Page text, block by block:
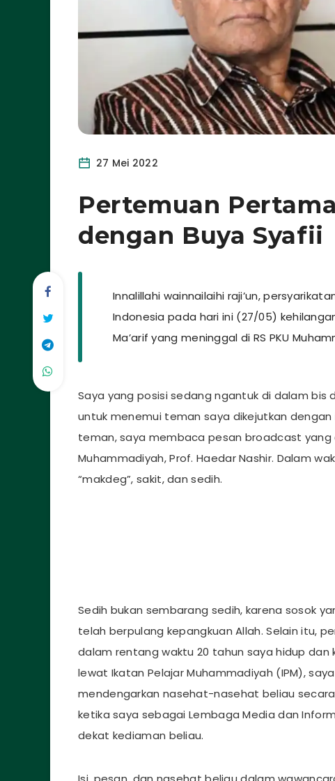
27 Mei 2022
Pertemuan
dengan Buya Syafii
Innalillahi wainnailaihi raji’un,
Indonesia pada hari ini (27/05)
Ma’arif yang meninggal di RS PKU
Saya yang posisi sedang ngantuk di dalam bis
untuk menemui teman saya dikejutkan
teman, saya membaca pesan broadcast yang
Muhammadiyah, Prof. Haedar Nashir. Dalam
“makdeg”, sakit, dan sedih.
Sedih bukan sembarang sedih, karena sosok
telah berpulang kepangkuan Allah. Selain itu,
dalam rentang waktu 20 tahun saya hidup
lewat Ikatan Pelajar Muhammadiyah (IPM),
mendengarkan nasehat-nasehat beliau
ketika saya sebagai Lembaga Media dan
dekat kediaman beliau.